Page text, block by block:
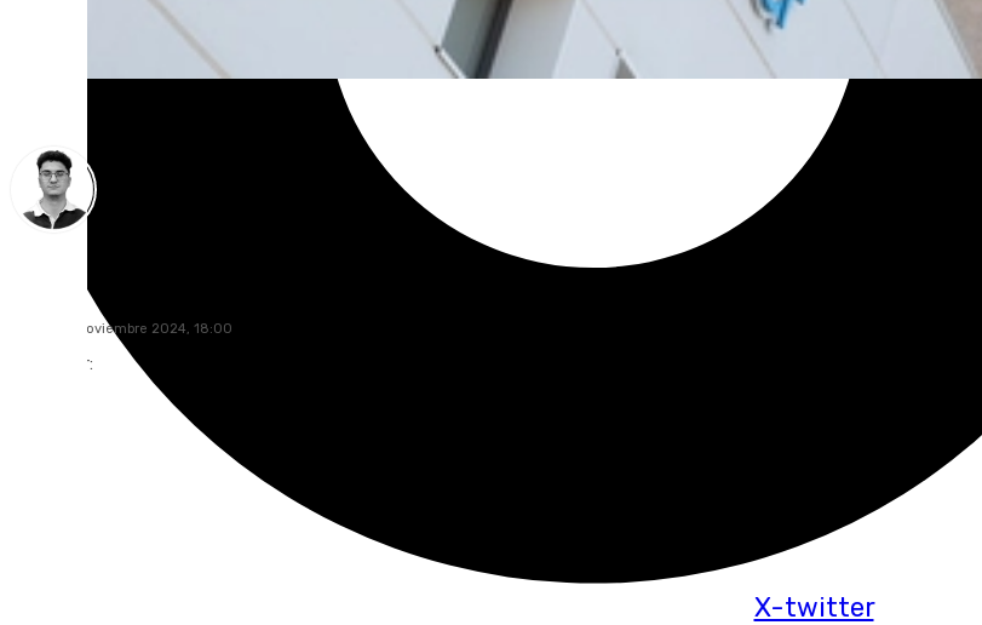
X-twitter
viernes, 8 noviembre 2024, 18:00
Compartir: